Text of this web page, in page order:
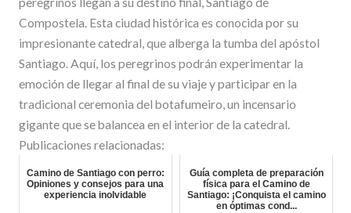
Compostela. Esta ciudad histórica es conocida por su
impresionante catedral, que alberga la tumba del apóstol
Santiago. Aquí, los peregrinos podrán experimentar la
emoción de llegar al final de su viaje y participar en la
tradicional ceremonia del botafumeiro, un incensario
gigante que se balancea en el interior de la catedral.
Publicaciones relacionadas:
Camino de Santiago con perro:
Opiniones y consejos para una
experiencia inolvidable
Guía completa de preparación
física para el Camino de
Santiago: ¡Conquista el camino
en óptimas cond...